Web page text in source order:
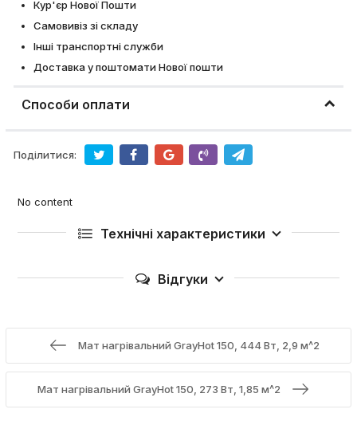
Кур'єр Нової Пошти
Самовивіз зі складу
Інші транспортні служби
Доставка у поштомати Нової пошти
Способи оплати
Поділитися:
No content
Технічні характеристики
Відгуки
Мат нагрівальний GrayHot 150, 444 Вт, 2,9 м^2
Мат нагрівальний GrayHot 150, 273 Вт, 1,85 м^2